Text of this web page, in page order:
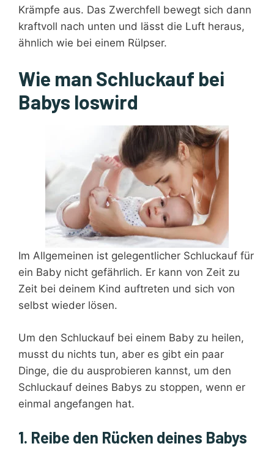
Krämpfe aus. Das Zwerchfell bewegt sich dann
kraftvoll nach unten und lässt die Luft heraus,
ähnlich wie bei einem Rülpser.
Wie man Schluckauf bei
Babys loswird
Im Allgemeinen ist gelegentlicher Schluckauf für
ein Baby nicht gefährlich. Er kann von Zeit zu
Zeit bei deinem Kind auftreten und sich von
selbst wieder lösen.
Um den Schluckauf bei einem Baby zu heilen,
musst du nichts tun, aber es gibt ein paar
Dinge, die du ausprobieren kannst, um den
Schluckauf deines Babys zu stoppen, wenn er
einmal angefangen hat.
1. Reibe den Rücken deines Babys